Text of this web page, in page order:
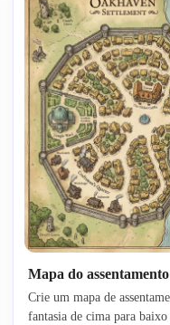
Mapa do
Crie um mapa de
fantasia de cima para